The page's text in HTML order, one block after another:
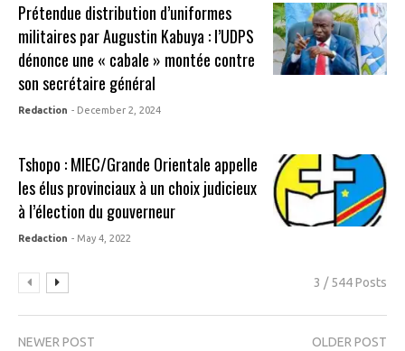
Prétendue distribution d’uniformes
militaires par Augustin Kabuya : l’UDPS
dénonce une « cabale » montée contre
son secrétaire général
Redaction - December 2, 2024
Tshopo : MIEC/Grande Orientale appelle
les élus provinciaux à un choix judicieux
à l’élection du gouverneur
Redaction - May 4, 2022
3 / 544 Posts
NEWER POST OLDER POST